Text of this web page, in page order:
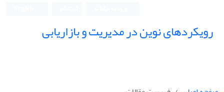
رویکردهای نوین در مدیریت و بازاریابی